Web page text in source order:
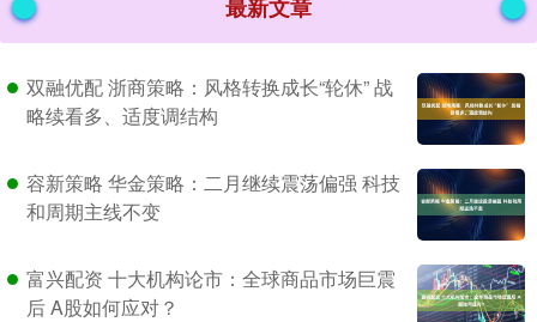
最新文章
双融优配 浙商策略：风格转换成长“轮休” 战
略续看多、适度调结构
容新策略 华金策略：二月继续震荡偏强 科技
和周期主线不变
富兴配资 十大机构论市：全球商品市场巨震
后 A股如何应对？